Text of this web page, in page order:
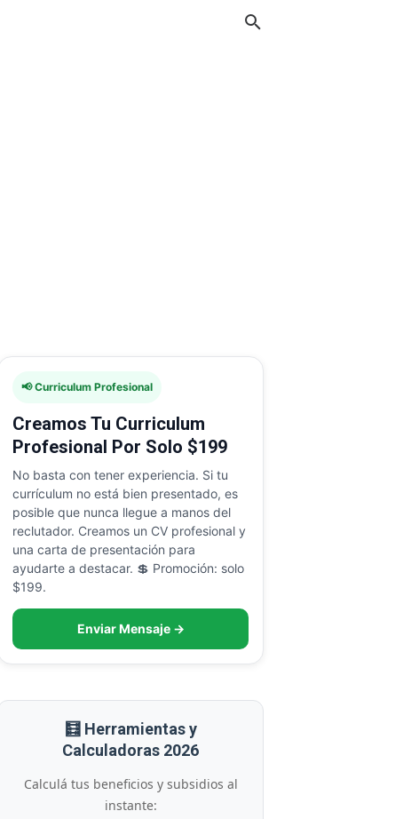
📢 Curriculum Profesional
Creamos Tu Curriculum
Profesional Por Solo $199
No basta con tener experiencia. Si tu
currículum no está bien presentado, es
posible que nunca llegue a manos del
reclutador. Creamos un CV profesional y
una carta de presentación para
ayudarte a destacar. 💲 Promoción: solo
$199.
Enviar Mensaje →
🧮 Herramientas y
Calculadoras 2026
Calculá tus beneficios y subsidios al
instante: